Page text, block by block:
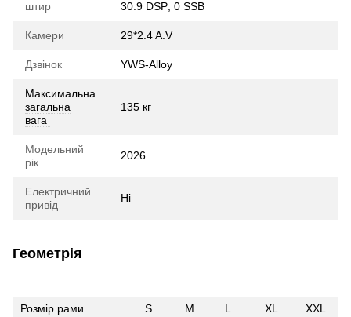
штир
30.9 DSP; 0 SSB
Камери 29*2.4 A.V
Дзвінок YWS-Alloy
Максимальна
загальна
вага
135 кг
Модельний
рік
2026
Електричний
привід
Ні
Геометрія
Розмір рами S M L XL
XXL